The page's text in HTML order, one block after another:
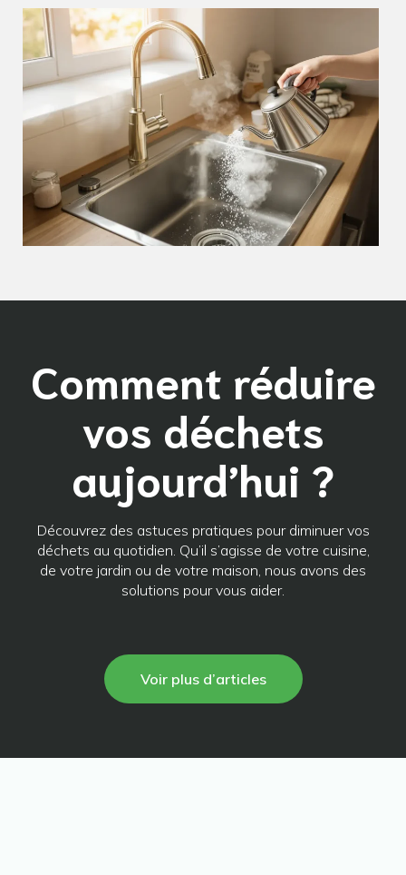
Comment réduire
vos déchets
aujourd’hui ?
Découvrez des astuces pratiques pour diminuer vos
déchets au quotidien. Qu’il s’agisse de votre cuisine,
de votre jardin ou de votre maison, nous avons des
solutions pour vous aider.
Voir plus d’articles